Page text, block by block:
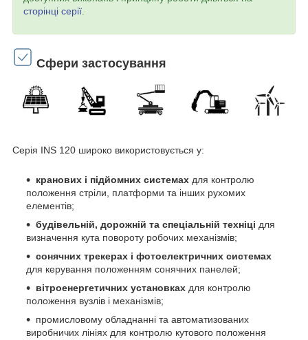
сторінці серії
Сфери застосування
Серія INS 120 широко використовується у:
кранових і підйомних системах для контролю
положення стріли, платформи та інших рухомих
елементів;
будівельній, дорожній та спеціальній техніці для
визначення кута повороту робочих механізмів;
сонячних трекерах і фотоелектричних системах
для керування положенням сонячних панелей;
вітроенергетичних установках для контролю
положення вузлів і механізмів;
промисловому обладнанні та автоматизованих
виробничих лініях для контролю кутового положення